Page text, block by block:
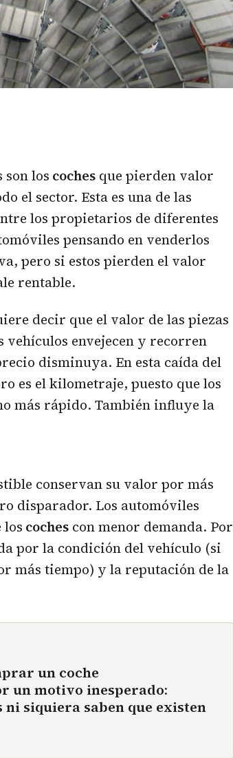
son los coches que pierden valor
el sector. Esta es una de las
los propietarios de diferentes
pensando en venderlos
pero si estos pierden el valor
rentable.
decir que el valor de las piezas
vehículos envejecen y recorren
disminuya. En esta caída del
es el kilometraje, puesto que los
más rápido. También influye la
conservan su valor por más
disparador. Los automóviles
los coches con menor demanda. Por
por la condición del vehículo (si
más tiempo) y la reputación de la
un coche
un motivo inesperado:
siquiera saben que existen